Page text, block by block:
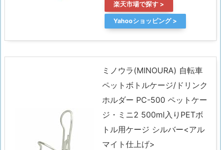
楽天市場
Yahooショッピング
ミノウラ(MINOURA) 自転車
ペットボトルケージ/ドリンク
ホルダー PC-500 ペットケー
ジ・ミニ2 500ml入りPETボ
トル用ケージ シルバー<アル
マイト仕上げ>